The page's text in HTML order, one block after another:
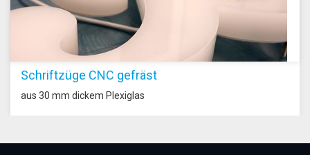
Schriftzüge CNC gefräst
aus 30 mm dickem Plexiglas